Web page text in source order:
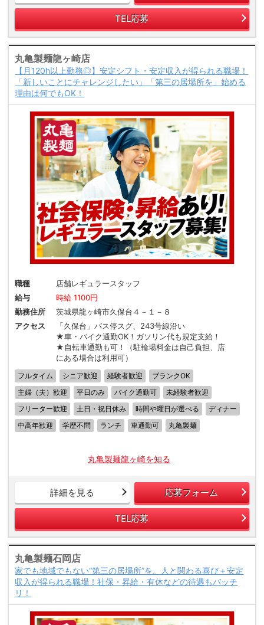
TEL応募
丸亀製麺龍ヶ崎店
【月120h以上勤務◎】安定シフト・安定収入が得られる職場！
「新しいことにチャレンジしたい」「第三の居場所を」始める
理由は何でもOK！
職種
店舗レギュラースタッフ
給与
時給 1100円
勤務住所
茨城県龍ヶ崎市久保台４－１－８
アクセス
「久保台」バス停スグ、243号線沿い
★車・バイク通勤OK！ガソリン代も規定支給！
★自転車通勤も可！（駐輪場料金は自己負担、店
にある場合は利用可）
フルタイム シニア歓迎 経験者歓迎
ブランクOK
主婦（夫）歓迎
平日のみ バイク通勤可
未経験者歓迎
フリーター歓迎
土日・祝日休み 時間や曜日が選べる
ディナー
中高年歓迎
学歴不問 ランチ 車通勤可 丸亀製麺
丸亀製麺龍ヶ崎を知る
詳細を見る 応募フォーム
TEL応募
丸亀製麺石岡店
家でも地域でもない“第三の居場所”を。人と関わる喜び＋安定
収入が得られる職場！社保・昇給・有休などの待遇もバッチ
リ！